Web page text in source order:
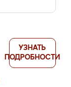
УЗНАТЬ
ПОДРОБНОСТИ